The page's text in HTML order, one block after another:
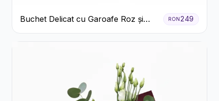
Buchet Delicat cu Garoafe Roz și
Crizanteme Albe
RON249